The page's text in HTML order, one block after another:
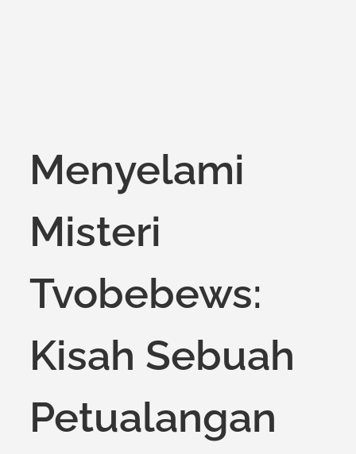
Menyelami
Misteri
Tvobebews:
Kisah Sebuah
Petualangan